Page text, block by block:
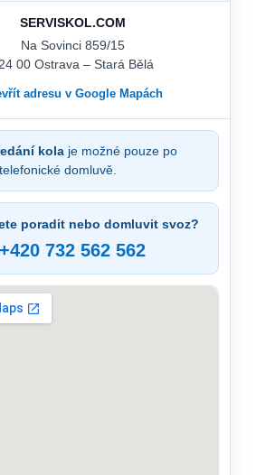
SERVISKOL.COM
Na Sovinci 859/15
00 Ostrava – Stará Bělá
adresu v Google Mapách
kola je možné pouze po
domluvě.
poradit nebo domluvit svoz?
+420 732 562 562